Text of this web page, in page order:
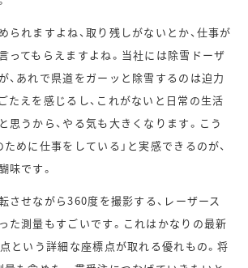
られますよね、取り残しがないとか、仕事が
ってもらえますよね。当社には除雪ドーザ
、あれで県道をガーッと除雪するのは迫力
たえを感じるし、これがないと日常の生活
思うから、やる気も大きくなります。こう
ために仕事をしている」と実感できるのが、
味です。
させながら360度を撮影する、レーザース
た測量もすごいです。これはかなりの最新
という詳細な座標点が取れる優れもの。将